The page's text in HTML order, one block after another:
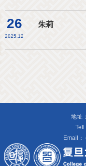
26
2025.12
朱莉
地址：
Tell
Email：